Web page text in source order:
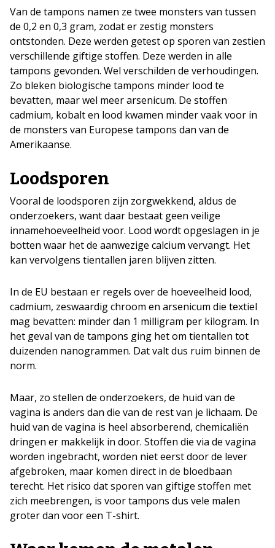
Van de tampons namen ze twee monsters van tussen
de 0,2 en 0,3 gram, zodat er zestig monsters
ontstonden. Deze werden getest op sporen van zestien
verschillende giftige stoffen. Deze werden in alle
tampons gevonden. Wel verschilden de verhoudingen.
Zo bleken biologische tampons minder lood te
bevatten, maar wel meer arsenicum. De stoffen
cadmium, kobalt en lood kwamen minder vaak voor in
de monsters van Europese tampons dan van de
Amerikaanse.
Loodsporen
Vooral de loodsporen zijn zorgwekkend, aldus de
onderzoekers, want daar bestaat geen veilige
innamehoeveelheid voor. Lood wordt opgeslagen in je
botten waar het de aanwezige calcium vervangt. Het
kan vervolgens tientallen jaren blijven zitten.
In de EU bestaan er regels over de hoeveelheid lood,
cadmium, zeswaardig chroom en arsenicum die textiel
mag bevatten: minder dan 1 milligram per kilogram. In
het geval van de tampons ging het om tientallen tot
duizenden nanogrammen. Dat valt dus ruim binnen de
norm.
Maar, zo stellen de onderzoekers, de huid van de
vagina is anders dan die van de rest van je lichaam. De
huid van de vagina is heel absorberend, chemicaliën
dringen er makkelijk in door. Stoffen die via de vagina
worden ingebracht, worden niet eerst door de lever
afgebroken, maar komen direct in de bloedbaan
terecht. Het risico dat sporen van giftige stoffen met
zich meebrengen, is voor tampons dus vele malen
groter dan voor een T-shirt.